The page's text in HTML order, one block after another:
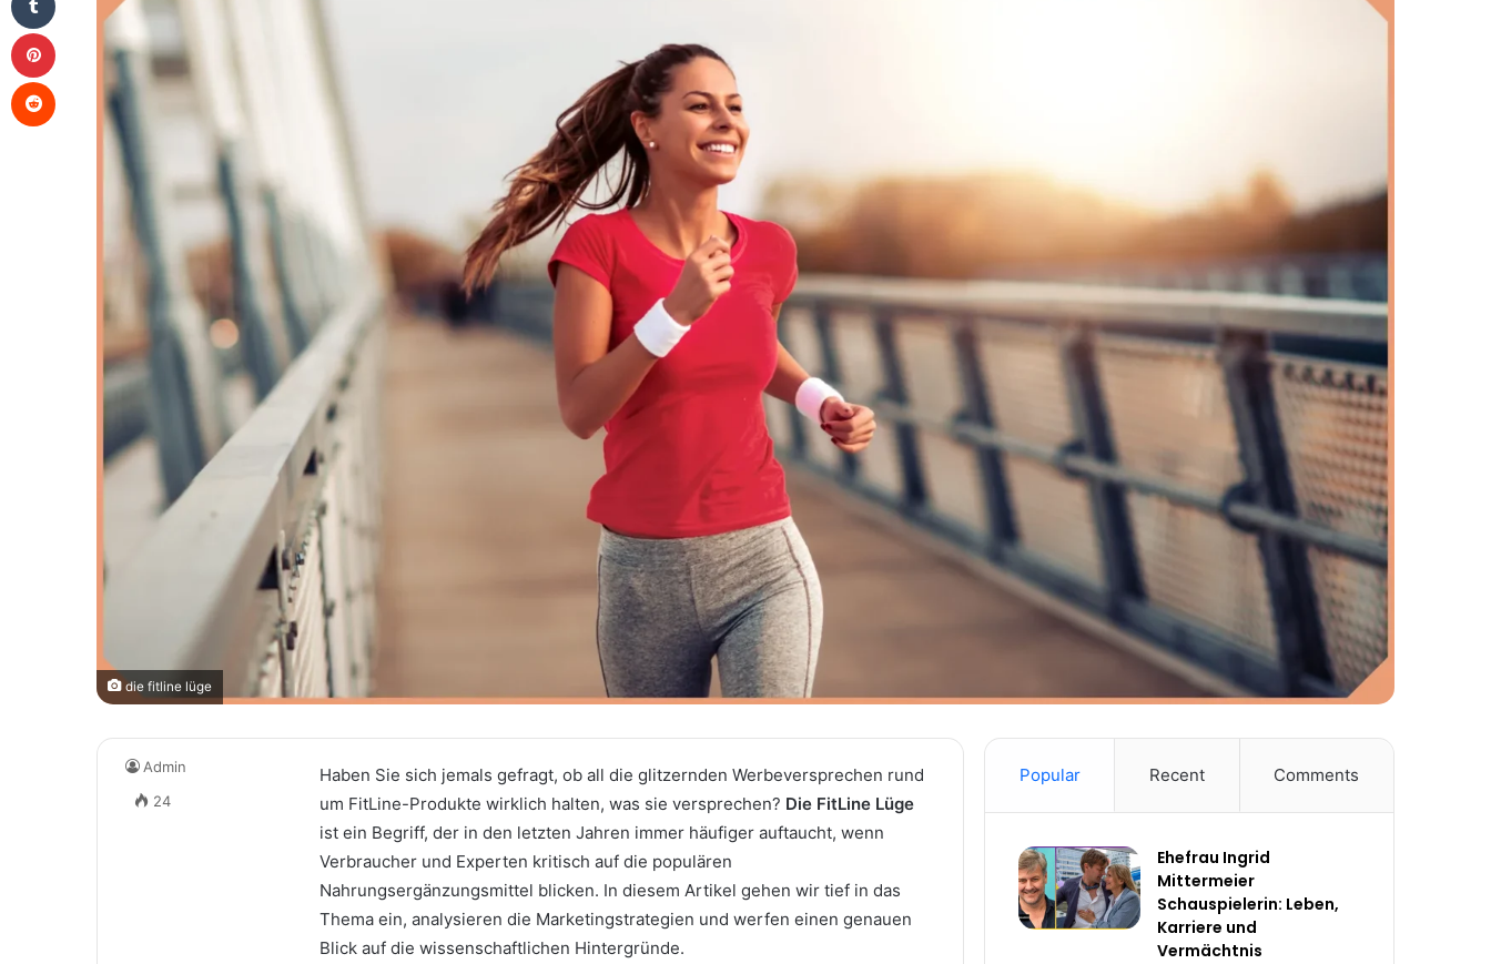
die fitline lüge
Haben Sie sich jemals gefragt, ob all die glitzernden Werbeversprechen rund
um FitLine-Produkte wirklich halten, was sie versprechen? Die FitLine Lüge
ist ein Begriff, der in den letzten Jahren immer häufiger auftaucht, wenn
Verbraucher und Experten kritisch auf die populären
Nahrungsergänzungsmittel blicken. In diesem Artikel gehen wir tief in das
Thema ein, analysieren die Marketingstrategien und werfen einen genauen
Blick auf die wissenschaftlichen Hintergründe.
Admin
24
Popular Recent Comments
Ehefrau Ingrid
Mittermeier
Schauspielerin: Leben,
Karriere und
Vermächtnis